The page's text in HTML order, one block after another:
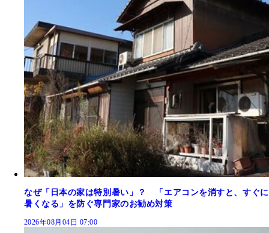
なぜ「日本の家は特別暑い」？ 「エアコンを消すと、すぐに
暑くなる」を防ぐ専門家のお勧め対策
2026年08月04日 07:00